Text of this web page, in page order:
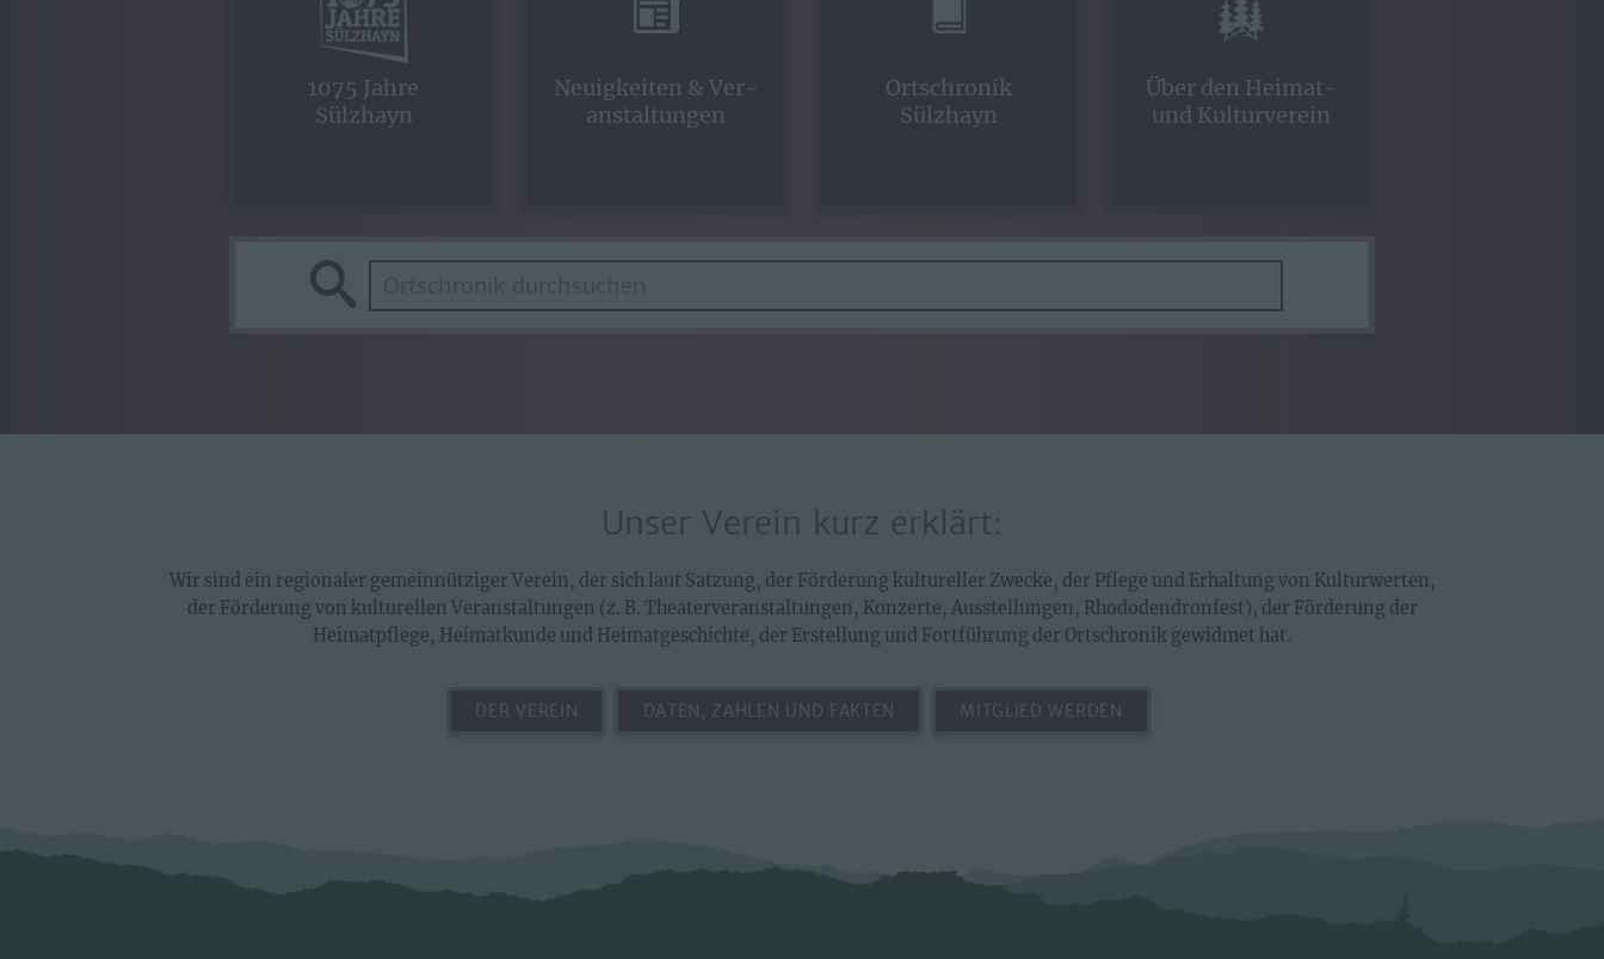
1075 Jahre
Sülzhayn
Neuigkeiten & Ver­
anstal­tungen
Ortschronik
Sülzhayn
Über den Heimat-
und Kulturverein
Unser Verein kurz erklärt:
Wir sind ein regionaler gemeinnütziger Verein, der sich laut Satzung, der Förderung kultureller Zwecke, der Pflege und Erhaltung von Kulturwerten,
der Förderung von kulturellen Veranstaltungen (z. B. Theaterveranstaltungen, Konzerte, Ausstellungen, Rhododendronfest), der Förderung der
Heimatpflege, Heimatkunde und Heimatgeschichte, der Erstellung und Fortführung der Ortschronik gewidmet hat.
DER VEREIN DATEN, ZAHLEN UND FAKTEN MITGLIED WERDEN